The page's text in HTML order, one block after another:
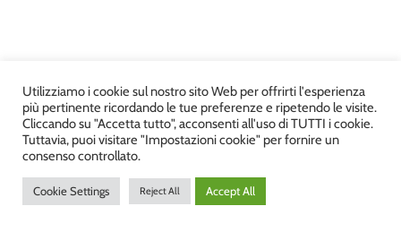
Atelier Kyriad da Mary – via Carducci, 12 – Chiavenna –
Sondrio P.Iva 00812910149 – Tel. 0343 36560 – Sito
realizzato daDiegoGiuriani.com
Utilizziamo i cookie sul nostro sito Web per offrirti l'esperienza
più pertinente ricordando le tue preferenze e ripetendo le visite.
Cliccando su "Accetta tutto", acconsenti all'uso di TUTTI i cookie.
Tuttavia, puoi visitare "Impostazioni cookie" per fornire un
consenso controllato.
Cookie Settings Reject All Accept All